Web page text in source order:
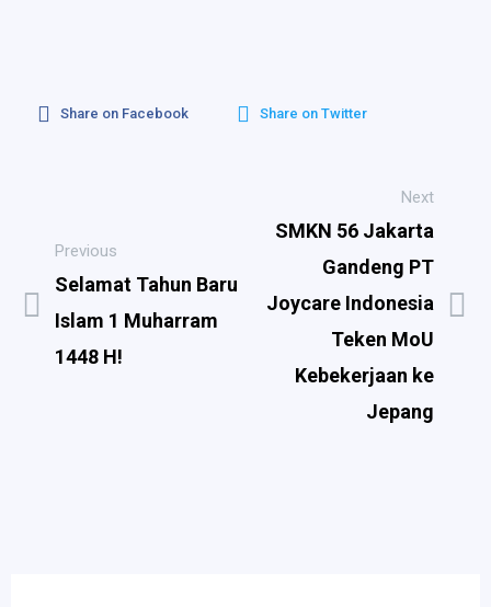
Share on Facebook Share on Twitter
Previous
Selamat Tahun Baru
Islam 1 Muharram
1448 H!
Next
SMKN 56 Jakarta
Gandeng PT
Joycare Indonesia
Teken MoU
Kebekerjaan ke
Jepang